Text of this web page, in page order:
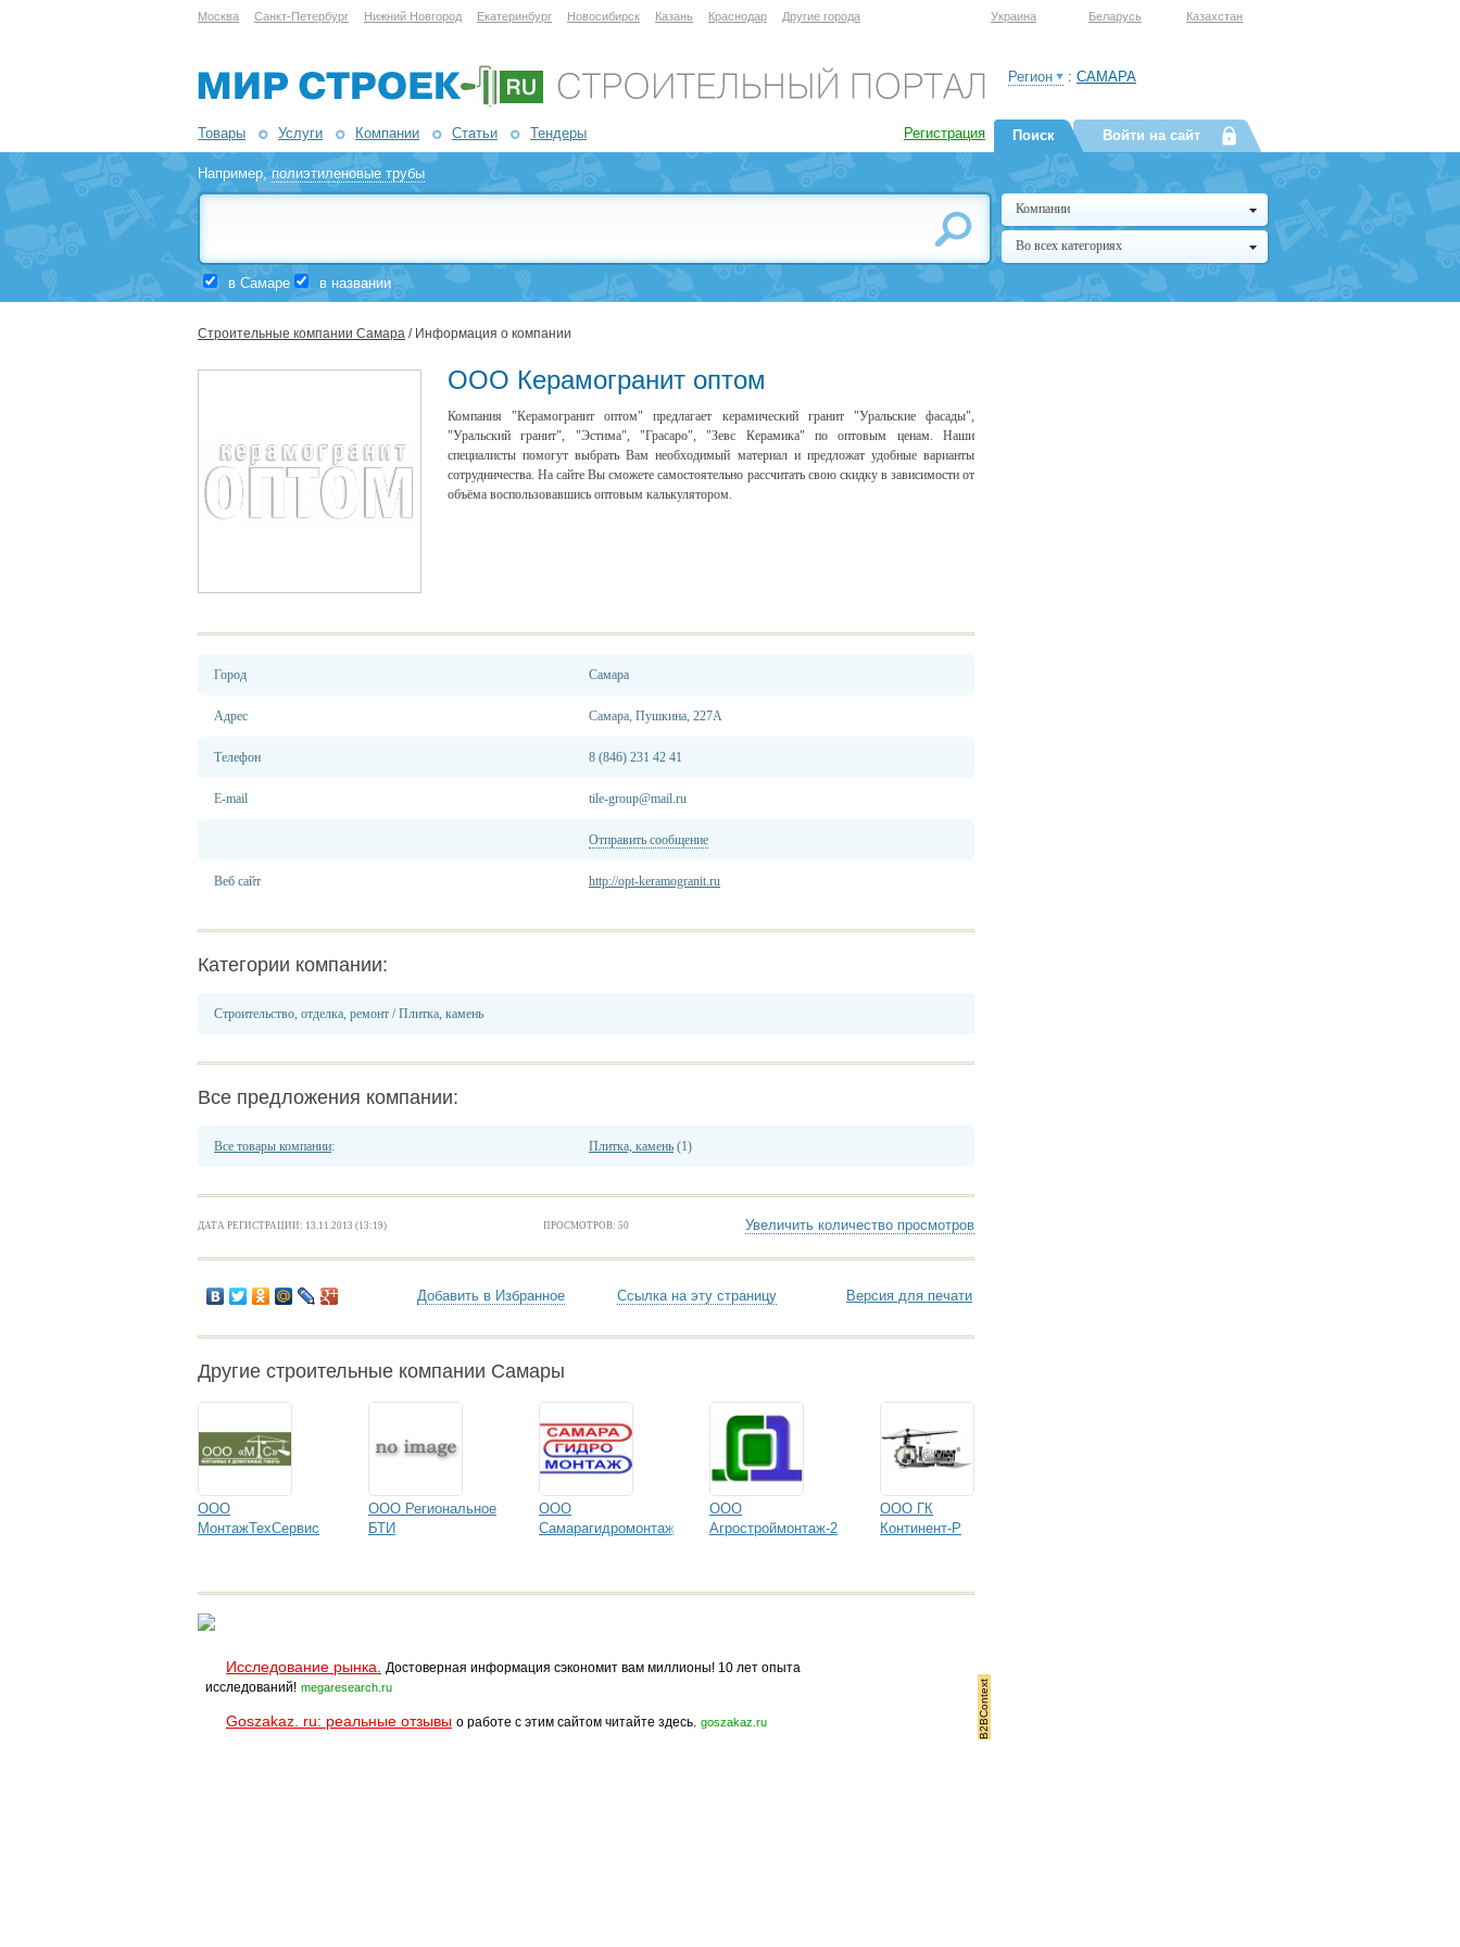
Москва Санкт-Петербург Нижний Новгород Екатеринбург Новосибирск Казань Краснодар Другие города Украина Беларусь Казахстан
Товары Услуги Компании Статьи Тендеры Регистрация
Регион : САМАРА
Например,полиэтиленовые трубы
в Самаре в названии
Поиск Войти на сайт
Компании
Во всех категориях
Строительные компании Самара / Информация о компании
ООО Керамогранит оптом
Компания "Керамогранит оптом" предлагает керамический гранит "Уральские фасады",
"Уральский гранит", "Эстима", "Грасаро", "Зевс Керамика" по оптовым ценам. Наши
специалисты помогут выбрать Вам необходимый материал и предложат удобные варианты
сотрудничества. На сайте Вы сможете самостоятельно рассчитать свою скидку в зависимости от
объёма воспользовавшись оптовым калькулятором.
Город Самара
Адрес Самара, Пушкина, 227А
Телефон 8 (846) 231 42 41
E-mail tile-group@mail.ru
Отправить сообщение
Веб сайт http://opt-keramogranit.ru
Категории компании:
Строительство, отделка, ремонт /Плитка, камень
Все предложения компании:
Все товары компании: Плитка, камень (1)
ДАТА РЕГИСТРАЦИИ: 13.11.2013 (13:19) ПРОСМОТРОВ: 50 Увеличить количество просмотров
Добавить в Избранное Ссылка на эту страницу Версия для печати
Другие строительные компании Самары
ООО
МонтажТехСервис
ООО Региональное
БТИ
ООО
Самарагидромонтаж
ООО
Агростроймонтаж-2
ООО ГК
Континент-Р
Исследование рынка.
Достоверная информация сэкономит вам миллионы! 10 лет опыта
исследований! megaresearch.ru
Goszakaz. ru: реальные отзывы о работе с этим сайтом читайте здесь. goszakaz.ru